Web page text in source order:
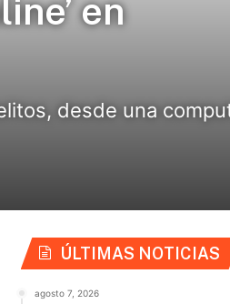
en
desde una
ÚLTIMAS NOTICIAS
agosto 7, 2026